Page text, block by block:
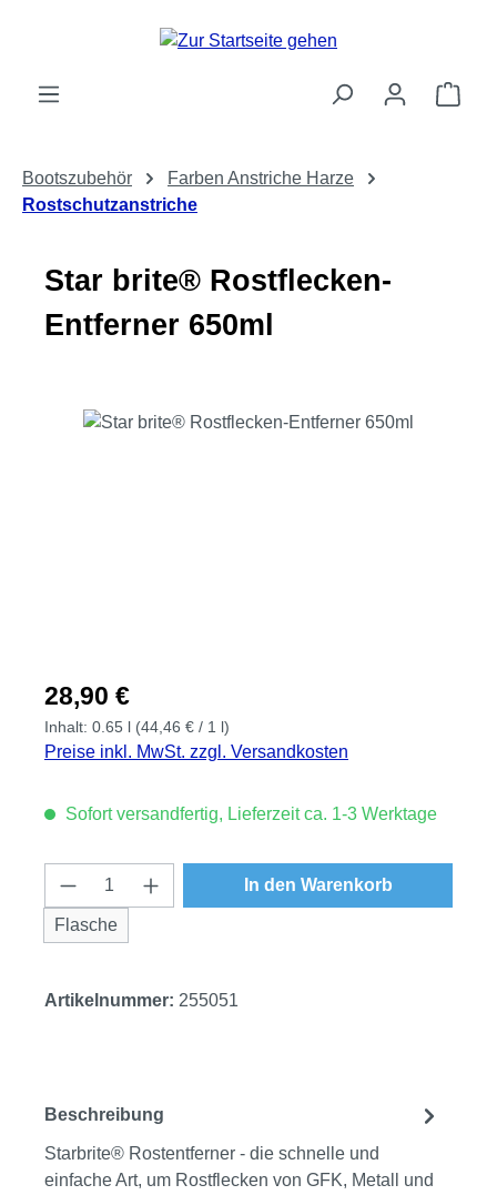
Zum Hauptinhalt springen
Bootszubehör
Farben Anstriche Harze
Rostschutzanstriche
Star brite® Rostflecken-
Entferner 650ml
Bildergalerie überspringen
Regulärer Preis:
28,90 €
Inhalt: 0.65 l (44,46 € / 1 l)
Preise inkl. MwSt. zzgl. Versandkosten
Sofort versandfertig, Lieferzeit ca. 1-3 Werktage
Produkt Anzahl: Gib den gewünschten
Flasche
In den Warenkorb
Artikelnummer: 255051
Beschreibung
Starbrite® Rostentferner - die schnelle und
einfache Art, um Rostflecken von GFK, Metall und